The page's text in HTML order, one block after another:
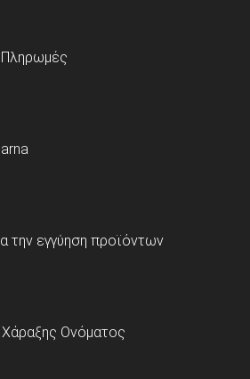
την εγγύηση προϊόντων
Ονόματος